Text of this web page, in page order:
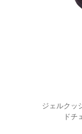
ジェルクッ
ドチ